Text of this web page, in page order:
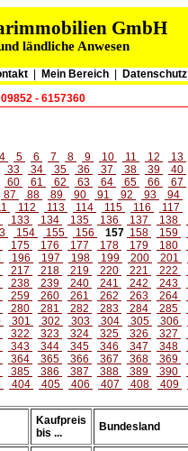
GmbH
ländliche Anwesen
| Mein Bereich Datenschutz
- 6157360
4 5 6 7 8 9 10 11 12 13
33 34 35 36 37 38 39 40
60 61 62 63 64 65 66 67
87 88 89 90 91 92 93 94
112 113 114 115 116 117
133 134 135 136 137 138
154 155 156 157 158 159
175 176 177 178 179 180
196 197 198 199 200 201
217 218 219 220 221 222
238 239 240 241 242 243
259 260 261 262 263 264
280 281 282 283 284 285
301 302 303 304 305 306
322 323 324 325 326 327
343 344 345 346 347 348
364 365 366 367 368 369
385 386 387 388 389 390
404 405 406 407 408 409
Kaufpreis
bis ...
Bundesland